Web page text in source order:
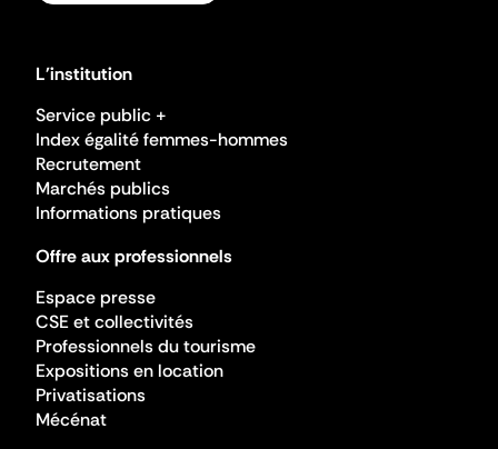
L'institution
Service public +
Index égalité femmes-hommes
Recrutement
Marchés publics
Informations pratiques
Offre aux professionnels
Espace presse
CSE et collectivités
Professionnels du tourisme
Expositions en location
Privatisations
Mécénat